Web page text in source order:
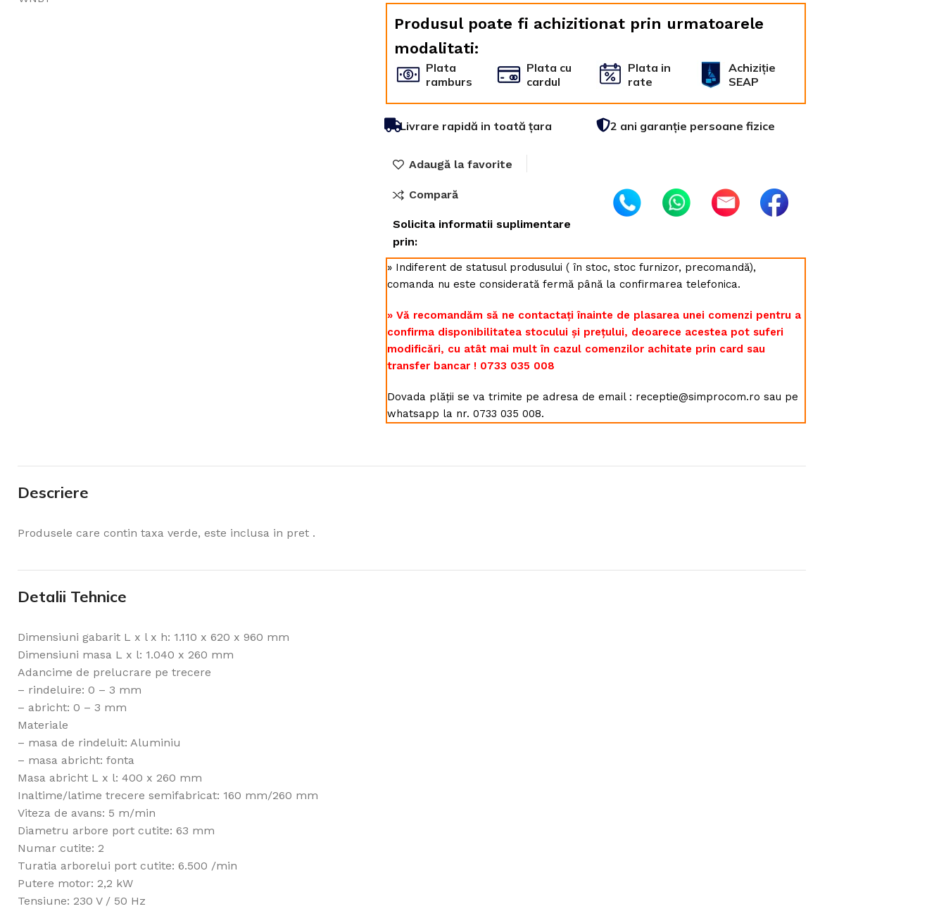
Produsul poate fi achizitionat prin urmatoarele
modalitati:
Plata
ramburs
Plata cu
cardul
Plata in
rate
Achiziție
SEAP
Livrare rapidă in toată țara 2 ani garanție persoane fizice
Adaugă la favorite
Compară
Solicita informatii suplimentare
prin:
» Indiferent de statusul produsului ( în stoc, stoc furnizor, precomandă),
comanda nu este considerată fermă până la confirmarea telefonica.
» Vă recomandăm să ne contactați înainte de plasarea unei comenzi pentru a
confirma disponibilitatea stocului și prețului, deoarece acestea pot suferi
modificări, cu atât mai mult în cazul comenzilor achitate prin card sau
transfer bancar ! 0733 035 008
Dovada plății se va trimite pe adresa de email : receptie@simprocom.ro sau pe
whatsapp la nr. 0733 035 008.
Descriere
Produsele care contin taxa verde, este inclusa in pret .
Detalii Tehnice
Dimensiuni gabarit L x l x h: 1.110 x 620 x 960 mm
Dimensiuni masa L x l: 1.040 x 260 mm
Adancime de prelucrare pe trecere
– rindeluire: 0 – 3 mm
– abricht: 0 – 3 mm
Materiale
– masa de rindeluit: Aluminiu
– masa abricht: fonta
Masa abricht L x l: 400 x 260 mm
Inaltime/latime trecere semifabricat: 160 mm/260 mm
Viteza de avans: 5 m/min
Diametru arbore port cutite: 63 mm
Numar cutite: 2
Turatia arborelui port cutite: 6.500 /min
Putere motor: 2,2 kW
Tensiune: 230 V / 50 Hz